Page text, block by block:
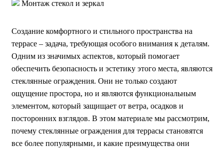
Монтаж стекол и зеркал
Создание комфортного и стильного пространства на
террасе – задача, требующая особого внимания к деталям.
Одним из значимых аспектов, который помогает
обеспечить безопасность и эстетику этого места, являются
стеклянные ограждения. Они не только создают
ощущение простора, но и являются функциональным
элементом, который защищает от ветра, осадков и
посторонних взглядов. В этом материале мы рассмотрим,
почему стеклянные ограждения для террасы становятся
все более популярными, и какие преимущества они